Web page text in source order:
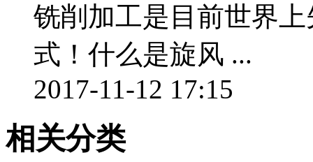
铣削加工是目前世界
式！什么是旋风 ...
2017-11-12 17:15
相关分类